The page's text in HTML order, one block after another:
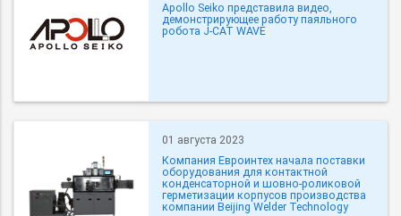
Apollo Seiko представила видео,
демонстрирующее работу паяльного
робота J-CAT WAVE
01 августа 2023
Компания Евроинтех начала поставки
оборудования для контактной
конденсаторной и шовно-роликовой
герметизации корпусов производства
компании Beijing Welder Technology